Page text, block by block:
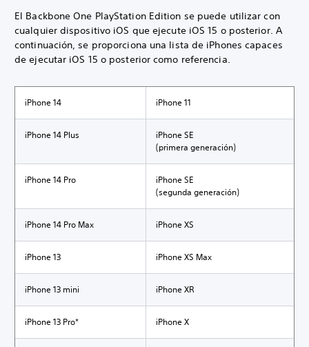
El Backbone One PlayStation Edition se puede utilizar con
cualquier dispositivo iOS que ejecute iOS 15 o posterior. A
continuación, se proporciona una lista de iPhones capaces
de ejecutar iOS 15 o posterior como referencia.
iPhone 14 iPhone 11
iPhone 14 Plus
iPhone SE
(primera generación)
iPhone 14 Pro
iPhone SE
(segunda generación)
iPhone 14 Pro Max iPhone XS
iPhone 13 iPhone XS Max
iPhone 13 mini iPhone XR
iPhone 13 Pro* iPhone X